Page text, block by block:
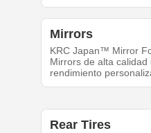
Mirrors
KRC Japan™ Mirror
Mirrors de alta
rendimiento
Rear Tires